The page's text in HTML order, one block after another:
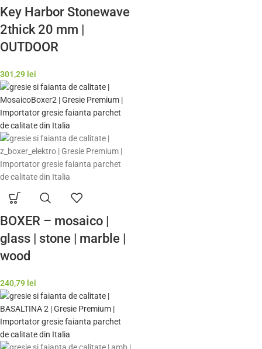
Key Harbor Stonewave
2thick 20 mm |
OUTDOOR
301,29 lei
BOXER – mosaico |
glass | stone | marble |
wood
240,79 lei